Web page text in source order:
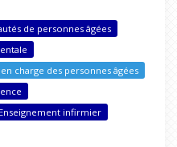
de personnes âgées
charge des personnes âgées
Enseignement infirmier